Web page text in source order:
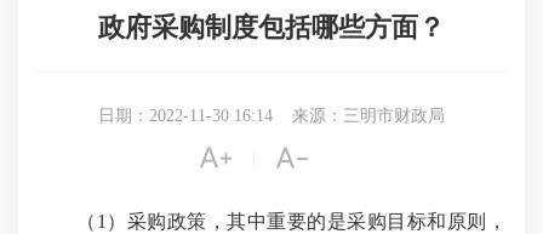
政府采购制度包括哪些方面？
日期：2022-11-30 16:14 来源：三明市财政局
 
（1）采购政策，其中重要的是采购目标和原则，